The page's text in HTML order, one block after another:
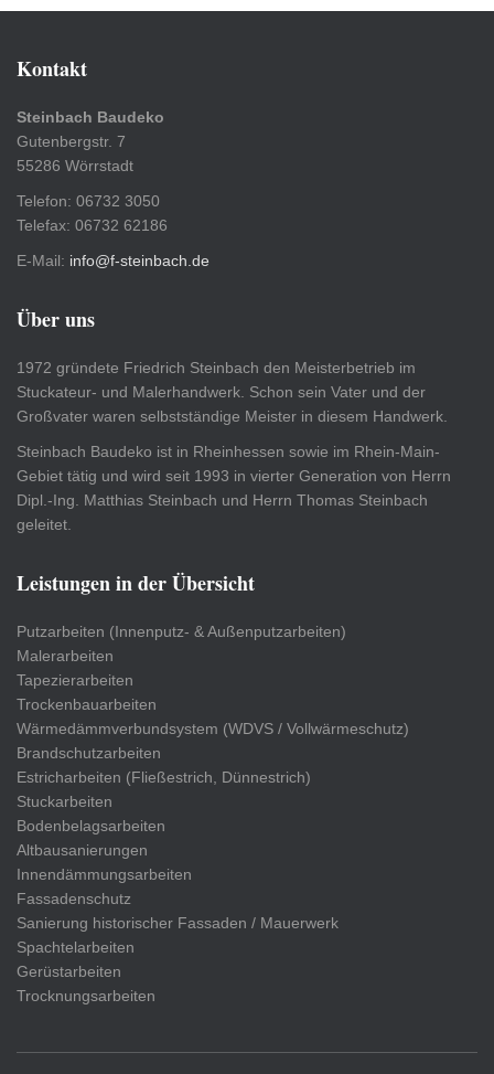
Kontakt
Steinbach Baudeko
Gutenbergstr. 7
55286 Wörrstadt
Telefon: 06732 3050
Telefax: 06732 62186
E-Mail: info@f-steinbach.de
Über uns
1972 gründete Friedrich Steinbach den Meisterbetrieb im
Stuckateur- und Malerhandwerk. Schon sein Vater und der
Großvater waren selbstständige Meister in diesem Handwerk.
Steinbach Baudeko ist in Rheinhessen sowie im Rhein-Main-
Gebiet tätig und wird seit 1993 in vierter Generation von Herrn
Dipl.-Ing. Matthias Steinbach und Herrn Thomas Steinbach
geleitet.
Leistungen in der Übersicht
Putzarbeiten (Innenputz- & Außenputzarbeiten)
Malerarbeiten
Tapezierarbeiten
Trockenbauarbeiten
Wärmedämmverbundsystem (WDVS / Vollwärmeschutz)
Brandschutzarbeiten
Estricharbeiten (Fließestrich, Dünnestrich)
Stuckarbeiten
Bodenbelagsarbeiten
Altbausanierungen
Innendämmungsarbeiten
Fassadenschutz
Sanierung historischer Fassaden / Mauerwerk
Spachtelarbeiten
Gerüstarbeiten
Trocknungsarbeiten